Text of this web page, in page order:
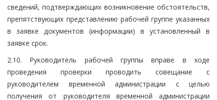
сведений, подтверждающих возникновение обстоятельств,
препятствующих представлению рабочей группе указанных
в заявке документов (информации) в установленный в
заявке срок.
2.10. Руководитель рабочей группы вправе в ходе
проведения проверки проводить совещание с
руководителем временной администрации с целью
получения от руководителя временной администрации